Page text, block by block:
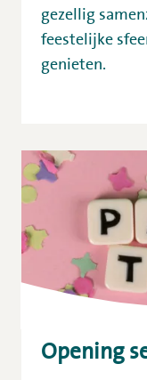
gezellig
feestelijke
genieten.
Opening